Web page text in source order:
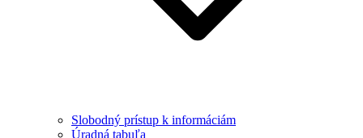
Slobodný prístup k informáciám
Úradná tabuľa